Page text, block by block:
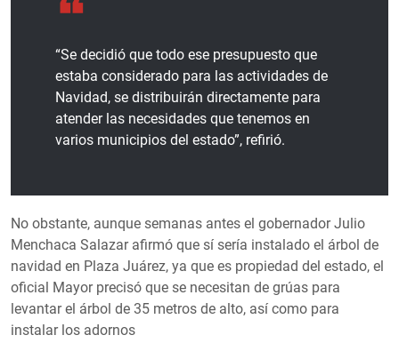
“Se decidió que todo ese presupuesto que
estaba considerado para las actividades de
Navidad, se distribuirán directamente para
atender las necesidades que tenemos en
varios municipios del estado”, refirió.
No obstante, aunque semanas antes el gobernador Julio
Menchaca Salazar afirmó que sí sería instalado el árbol de
navidad en Plaza Juárez, ya que es propiedad del estado, el
oficial Mayor precisó que se necesitan de grúas para
levantar el árbol de 35 metros de alto, así como para
instalar los adornos